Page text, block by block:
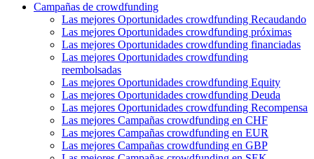
Campañas de crowdfunding
Las mejores Oportunidades crowdfunding Recaudando
Las mejores Oportunidades crowdfunding próximas
Las mejores Oportunidades crowdfunding financiadas
Las mejores Oportunidades crowdfunding
reembolsadas
Las mejores Oportunidades crowdfunding Equity
Las mejores Oportunidades crowdfunding Deuda
Las mejores Oportunidades crowdfunding Recompensa
Las mejores Campañas crowdfunding en CHF
Las mejores Campañas crowdfunding en EUR
Las mejores Campañas crowdfunding en GBP